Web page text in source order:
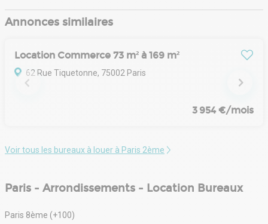
Annonces similaires
Location Commerce 73 m² à 169 m²
62 Rue Tiquetonne, 75002 Paris
3 954 €/mois
Voir tous les bureaux à louer à Paris 2ème
Paris - Arrondissements - Location Bureaux
Paris 8ème (+100)